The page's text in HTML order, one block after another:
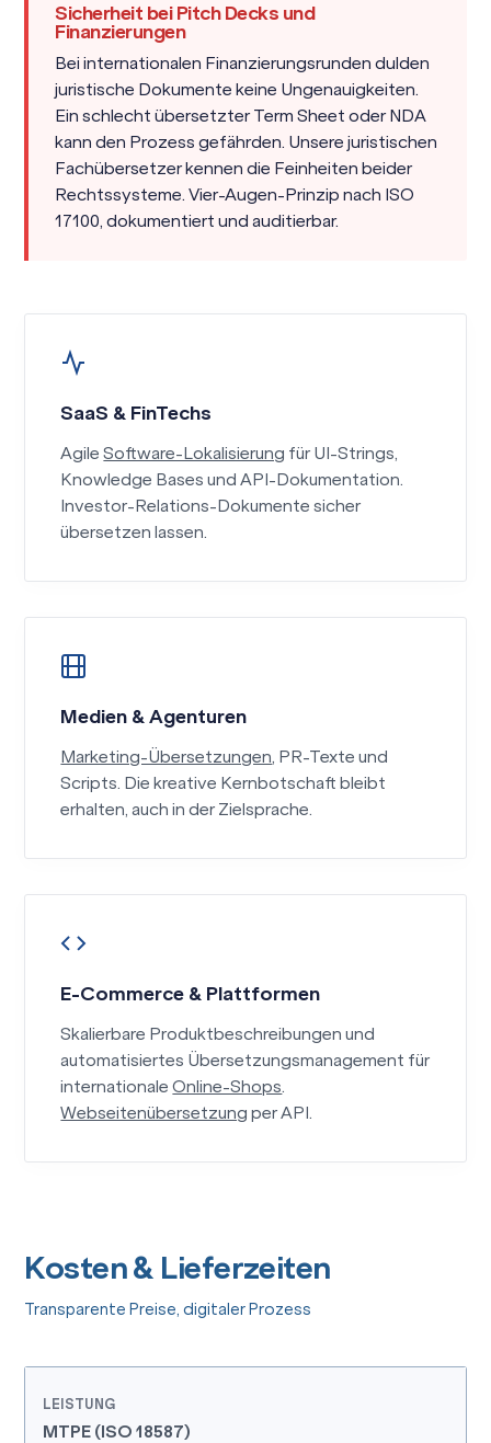
Sicherheit bei Pitch Decks und
Finanzierungen
Bei internationalen Finanzierungsrunden dulden
juristische Dokumente keine Ungenauigkeiten.
Ein schlecht übersetzter Term Sheet oder NDA
kann den Prozess gefährden. Unserejuristischen
Fachübersetzerkennen die Feinheiten beider
Rechtssysteme. Vier-Augen-Prinzip nach ISO
17100, dokumentiert und auditierbar.
SaaS & FinTechs
AgileSoftware-Lokalisierung für UI-Strings,
Knowledge Bases und API-Dokumentation.
Investor-Relations-Dokumente sicher
übersetzen lassen.
Medien & Agenturen
Marketing-Übersetzungen, PR-Texte und
Scripts. Die kreative Kernbotschaft bleibt
erhalten, auch in der Zielsprache.
E-Commerce & Plattformen
Skalierbare Produktbeschreibungen und
automatisiertes Übersetzungsmanagement für
internationaleOnline-Shops.
Webseitenübersetzung per API.
Kosten & Lieferzeiten
Transparente Preise, digitaler Prozess
MTPE (ISO 18587)